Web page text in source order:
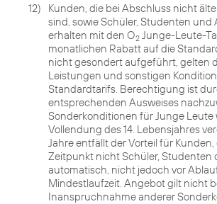
12)
Kunden, die bei Abschluss nicht
sind, sowie Schüler, Studenten und
erhalten mit den O2 Junge-Leute-
monatlichen Rabatt auf die
nicht gesondert aufgeführt, gelten
Leistungen und sonstigen
Standardtarifs. Berechtigung ist
entsprechenden Ausweises
Sonderkonditionen für Junge Leute
Vollendung des 14. Lebensjahres
Jahre entfällt der Vorteil für Kunden,
Zeitpunkt nicht Schüler, Studenten
automatisch, nicht jedoch vor
Mindestlaufzeit. Angebot gilt nicht
Inanspruchnahme anderer